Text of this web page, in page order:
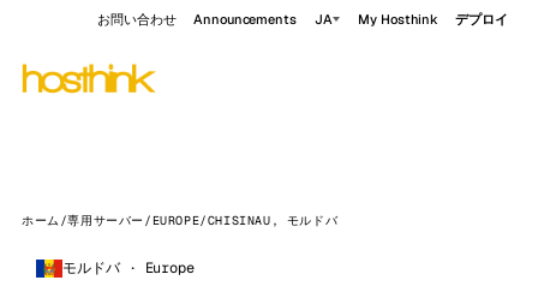
お問い合わせ Announcements JA My Hosthink デプロイ
ホーム /専用サーバー /EUROPE/CHISINAU, モルドバ
モルドバ · Europe